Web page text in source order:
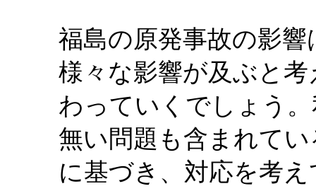
福島の原発事故の影
様々な影響が及ぶと
わっていくでしょう
無い問題も含まれて
に基づき、対応を考